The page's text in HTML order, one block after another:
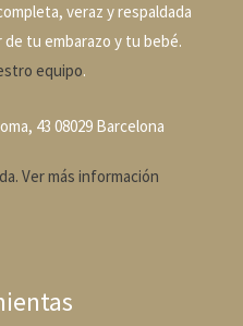
veraz y respaldada
tu embarazo y tu bebé.
equipo.
43 08029 Barcelona